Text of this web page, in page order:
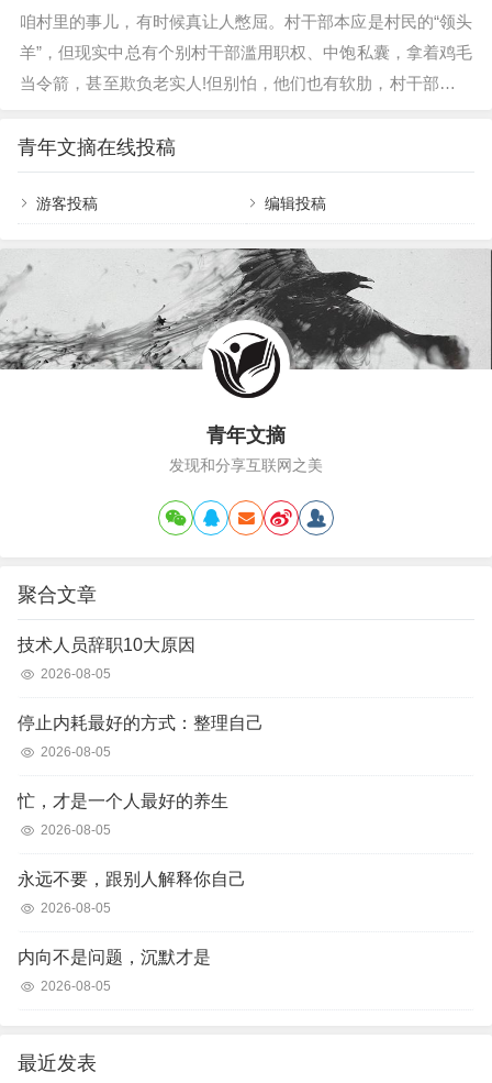
产? 先搞清楚这个基础概念。根据《民法
典》第1062条，夫妻在婚姻关系存续期间
所得的工资奖金、生产经营投资收益、知
是婚后俩人一起挣、…
咱村里的事儿，有时候真让人憋屈。村干部本应是村民的“领头
羊”，但现实中总有个别村干部滥用职权、中饱私囊，拿着鸡毛
当令箭，甚至欺负老实人!但别怕，他们也有软肋，村干部最怕
意啥。 一、村干部最怕的三大投诉1、财务问题，一告一个准
儿 村里的钱去哪儿了?怎么花的?这是大伙最关心的事儿。村干
部最怕的，就是查他们的账!这些账本子要是含糊不清，村干部
有猫腻，上面一查一个准。投诉要点： 1. 抓证…
青年文摘在线投稿
游客投稿 编辑投稿
青年文摘
发现和分享互联网之美
聚合文章
技术人员辞职10大原因
2026-08-05
停止内耗最好的方式：整理自己
2026-08-05
忙，才是一个人最好的养生
2026-08-05
永远不要，跟别人解释你自己
2026-08-05
内向不是问题，沉默才是
2026-08-05
最近发表